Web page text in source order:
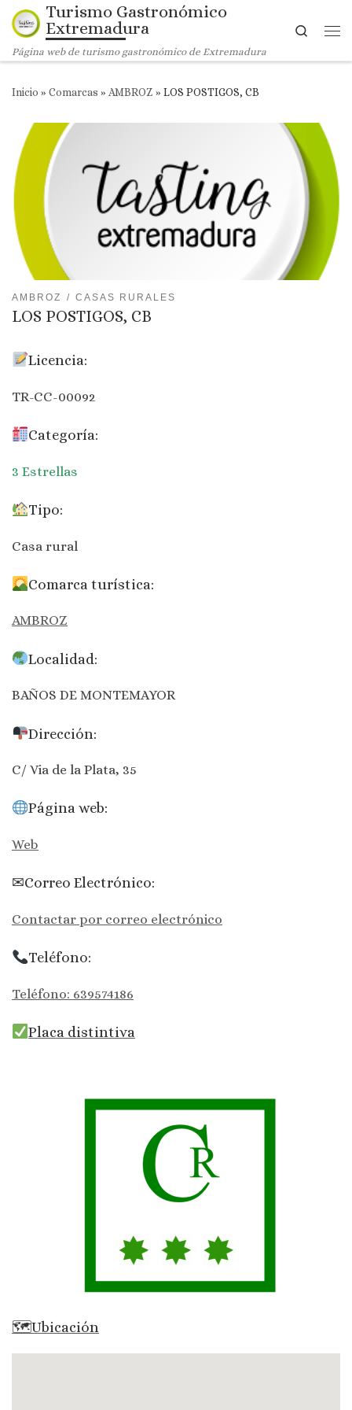
Saltar al contenido
Turismo Gastronómico
Extremadura
Página web de turismo gastronómico de Extremadura
Search
Inicio » Comarcas » AMBROZ » LOS POSTIGOS, CB
AMBROZ CASAS RURALES
LOS POSTIGOS, CB
Licencia:
TR-CC-00092
Categoría:
3 Estrellas
Tipo:
Casa rural
Comarca turística:
AMBROZ
Localidad:
BAÑOS DE MONTEMAYOR
Dirección:
C/ Via de la Plata, 35
Página web:
Web
✉Correo Electrónico:
Contactar por correo electrónico
Teléfono:
Teléfono: 639574186
Placa distintiva
🗺Ubicación